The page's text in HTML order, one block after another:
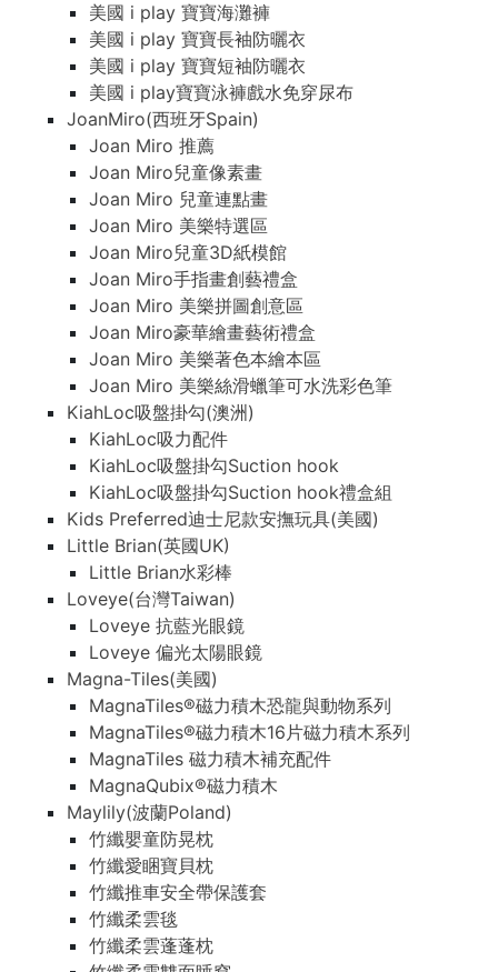
美國 i play 寶寶海灘褲
美國 i play 寶寶長袖防曬衣
美國 i play 寶寶短袖防曬衣
美國 i play寶寶泳褲戲水免穿尿布
JoanMiro(西班牙Spain)
Joan Miro 推薦
Joan Miro兒童像素畫
Joan Miro 兒童連點畫
Joan Miro 美樂特選區
Joan Miro兒童3D紙模館
Joan Miro手指畫創藝禮盒
Joan Miro 美樂拼圖創意區
Joan Miro豪華繪畫藝術禮盒
Joan Miro 美樂著色本繪本區
Joan Miro 美樂絲滑蠟筆可水洗彩色筆
KiahLoc吸盤掛勾(澳洲)
KiahLoc吸力配件
KiahLoc吸盤掛勾Suction hook
KiahLoc吸盤掛勾Suction hook禮盒組
Kids Preferred迪士尼款安撫玩具(美國)
Little Brian(英國UK)
Little Brian水彩棒
Loveye(台灣Taiwan)
Loveye 抗藍光眼鏡
Loveye 偏光太陽眼鏡
Magna-Tiles(美國)
MagnaTiles®磁力積木恐龍與動物系列
MagnaTiles®磁力積木16片磁力積木系列
MagnaTiles 磁力積木補充配件
MagnaQubix®磁力積木
Maylily(波蘭Poland)
竹纖嬰童防晃枕
竹纖愛睏寶貝枕
竹纖推車安全帶保護套
竹纖柔雲毯
竹纖柔雲蓬蓬枕